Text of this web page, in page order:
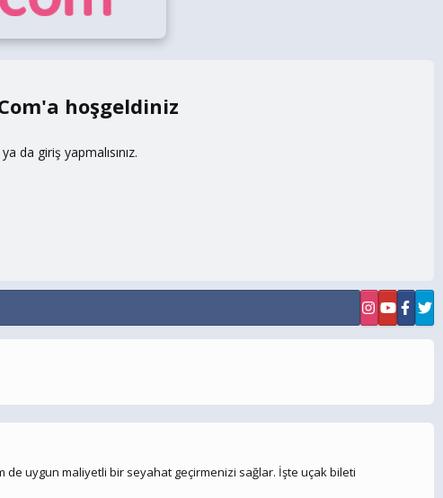
da giriş yapmalısınız.
uygun maliyetli bir seyahat geçirmenizi sağlar. İşte uçak bileti